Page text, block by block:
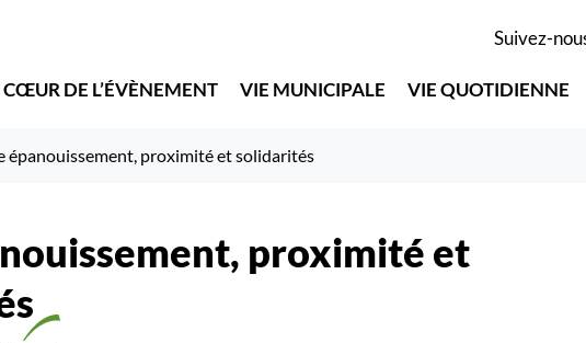
Suivez-
DE L’ÉVÈNEMENT VIE MUNICIPALE VIE QUOTIDIENNE
épanouissement, proximité et solidarités
proximité et